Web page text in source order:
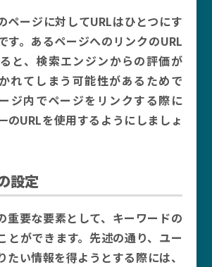
ページに対してURLはひとつにす
す。あるページへのリンクのURL
と、検索エンジンからの評価が
れてしまう可能性があるためで
ジ内でページをリンクする際に
のURLを使用するようにしましょ
設定
重要な要素として、キーワードの
とができます。先述の通り、ユー
たい情報を得ようとする際には、